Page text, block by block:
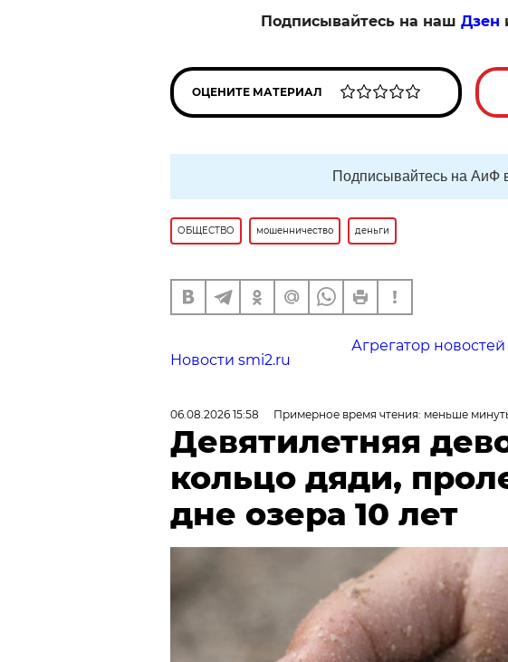
Подписывайтесь на наш Дзен
ОЦЕНИТЕ МАТЕРИАЛ
Подписывайтесь на АиФ
ОБЩЕСТВО мошенничество деньги
Агрегатор
Новости smi2.ru
06.08.2026 15:58 Примерное время чтения: меньше
Девятилетняя
кольцо дяди,
дне озера 10 лет